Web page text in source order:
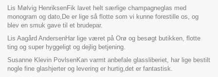
Lis Mølvig HenriksenFik lavet helt særlige champagneglas med
monogram og dato,De er lige så flotte som vi kunne forestille os, og
blev en smuk gave til et brudepar.
Lis Aagård AndersenHar lige været på Orø og besøgt butikken, flotte
ting og super hyggeligt og dejlig betjening.
Susanne Klevin PovlsenKan varmt anbefale glassliberiet, har lige bestilt
nogle fine glashjerter og levering er hurtig,det er fantastisk.